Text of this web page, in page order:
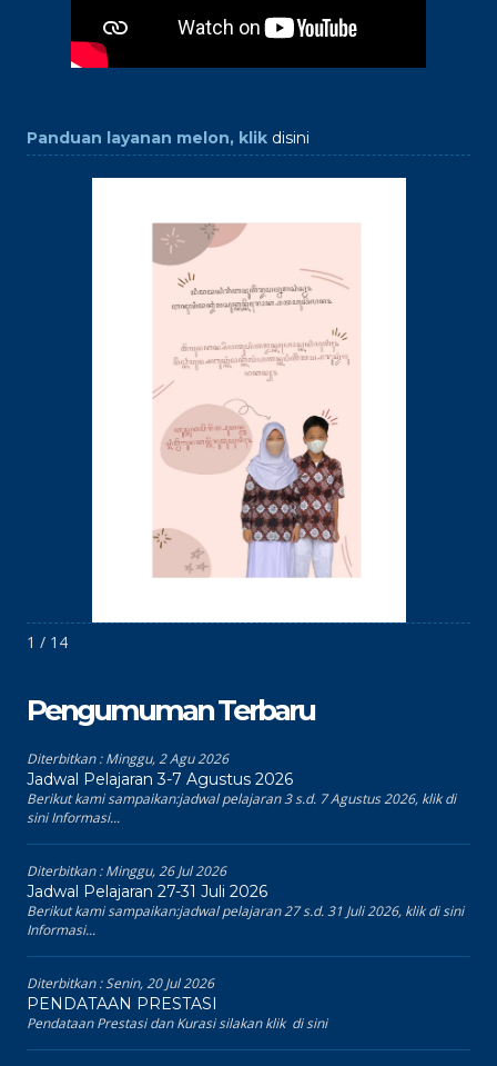
Panduan layanan melon, klik disini
1 / 14
Pengumuman Terbaru
Diterbitkan :Minggu, 2 Agu 2026
Jadwal Pelajaran 3-7 Agustus 2026
Berikut kami sampaikan:jadwal pelajaran 3 s.d. 7 Agustus 2026, klik di
sini Informasi...
Diterbitkan :Minggu, 26 Jul 2026
Jadwal Pelajaran 27-31 Juli 2026
Berikut kami sampaikan:jadwal pelajaran 27 s.d. 31 Juli 2026, klik di sini
Informasi...
Diterbitkan :Senin, 20 Jul 2026
PENDATAAN PRESTASI
Pendataan Prestasi dan Kurasi silakan klik di sini